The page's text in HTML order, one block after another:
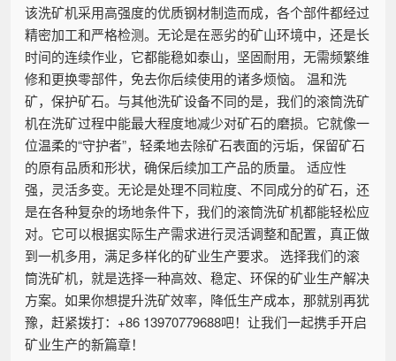
该洗矿机采用高强度的优质钢材制造而成，各个部件都经过
精密加工和严格检测。无论是在恶劣的矿山环境中，还是长
时间的连续作业，它都能稳如泰山，坚固耐用，无需频繁维
修和更换零部件，免去你后续使用的诸多烦恼。 温和洗
矿，保护矿石。与其他洗矿设备不同的是，我们的滚筒洗矿
机在洗矿过程中能最大程度地减少对矿石的磨损。它就像一
位温柔的“守护者”，轻柔地去除矿石表面的污垢，保留矿石
的原有品质和形状，确保后续加工产品的质量。 适应性
强，灵活多变。无论是处理不同粒度、不同成分的矿石，还
是在各种复杂的场地条件下，我们的滚筒洗矿机都能轻松应
对。它可以根据实际生产需求进行灵活调整和配置，真正做
到一机多用，满足多样化的矿业生产要求。 选择我们的滚
筒洗矿机，就是选择一种高效、稳定、环保的矿业生产解决
方案。如果你想提升洗矿效率，降低生产成本，那就别再犹
豫，赶紧拨打：+86 13970779688吧！让我们一起携手开启
矿业生产的新篇章！